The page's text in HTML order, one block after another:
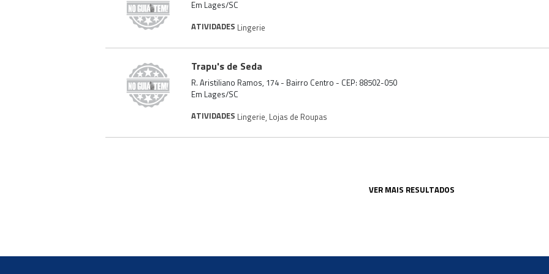
Em Lages/SC
ATIVIDADES Lingerie
Trapu's de Seda
R. Aristiliano Ramos, 174 - Bairro Centro - CEP: 88502-050
Em Lages/SC
ATIVIDADES Lingerie, Lojas de Roupas
VER MAIS RESULTADOS